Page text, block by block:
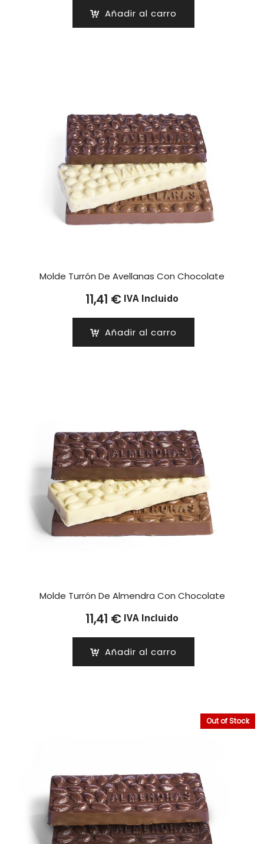
Añadir al carro
Molde Turrón De Avellanas Con Chocolate
11,41 € IVA Incluido
Añadir al carro
Molde Turrón De Almendra Con Chocolate
11,41 € IVA Incluido
Añadir al carro
Out of Stock